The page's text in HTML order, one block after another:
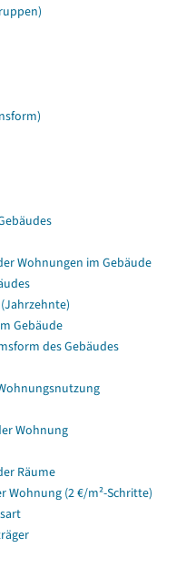
Wohnungen im Gebäude
Gebäude
des Gebäudes
Wohnung
Räume
Wohnung (2 €/m²-Schritte)